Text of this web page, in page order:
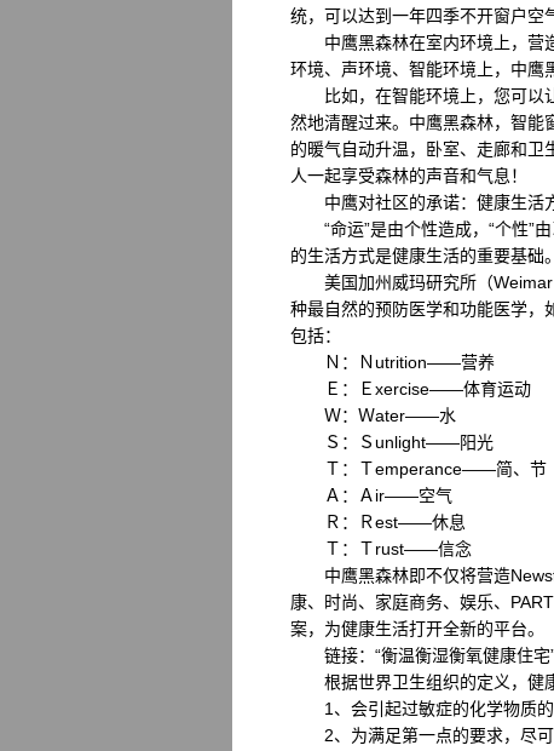
统，可以达到一年四季不开窗户空
中鹰黑森林在室内环境上，营造
环境、声环境、智能环境上，中鹰
比如，在智能环境上，您可以让
然地清醒过来。中鹰黑森林，智能
的暖气自动升温，卧室、走廊和卫
人一起享受森林的声音和气息！
中鹰对社区的承诺：健康生活
“命运”是由个性造成，“个性”由
的生活方式是健康生活的重要基础
美国加州威玛研究所（Weimar
种最自然的预防医学和功能医学，
包括：
Ｎ：Ｎutrition——营养
Ｅ：Ｅxercise——体育运动
Ｗ：Ｗater——水
Ｓ：Ｓunlight——阳光
Ｔ：Ｔemperance——简、节
Ａ：Ａir——空气
Ｒ：Ｒest——休息
Ｔ：Ｔrust——信念
中鹰黑森林即不仅将营造
康、时尚、家庭商务、娱乐、
案，为健康生活打开全新的平台。
链接：“衡温衡湿衡氧健康住宅”
根据世界卫生组织的定义，健康
1、会引起过敏症的化学物质的
2、为满足第一点的要求，尽可